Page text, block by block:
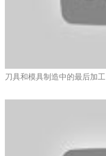
刀具和模具制造中的最后加工